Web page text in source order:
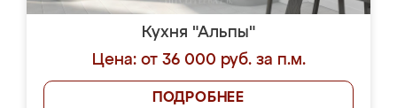
Кухня "Альпы"
Цена: от 36 000 руб. за п.м.
ПОДРОБНЕЕ